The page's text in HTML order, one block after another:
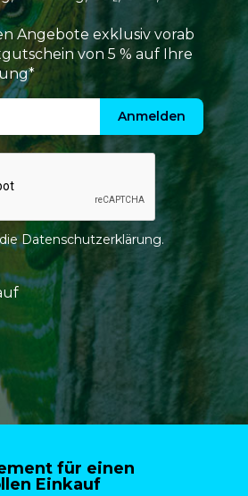
Angebote exklusiv vorab
von 5 % auf Ihre
Anmelden
Datenschutzerklärung.
für einen
Einkauf